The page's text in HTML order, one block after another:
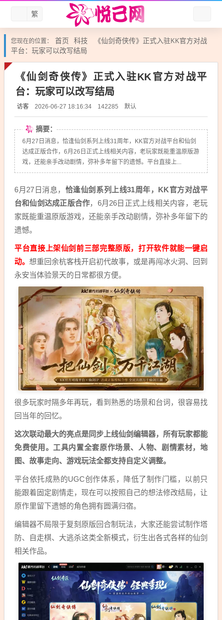
繁
您现在的位置： 首页 科技
《仙剑奇侠传》正式入驻KK官方对战
平台：玩家可以改写结局
《仙剑奇侠传》正式入驻KK官方对战平
台：玩家可以改写结局
访客 2026-06-27 18:16:34 142285 默认
摘要：
6月27日消息，恰逢仙剑系列上线31周年，KK官方对战平台和仙剑
达成正版合作，6月26日正式上线相关内容，老玩家既能重温原版游
戏，还能亲手改动剧情，弥补多年留下的遗憾。平台直接上...
6月27日消息， 恰逢仙剑系列上线31周年，KK官方对战平
台和仙剑达成正版合作，6月26日正式上线相关内容，老玩
家既能重温原版游戏，还能亲手改动剧情，弥补多年留下的
遗憾。
平台直接上架仙剑前三部完整原版，打开软件就能一键启
动。 想重回余杭客栈开启初代故事，或是再闯冰火洞、回到
永安当体验景天的日常都很方便。
很多玩家时隔多年再玩，看到熟悉的场景和台词，很容易找
回当年的回忆。
这次联动最大的亮点是同步上线仙剑编辑器，所有玩家都能
免费使用。工具内置全套原作场景、人物、剧情素材，地
图、故事走向、游戏玩法全都支持自定义调整。
平台依托成熟的UGC创作体系，降低了制作门槛，以前只
能跟着固定剧情走，现在可以按照自己的想法修改结局，让
原作里留下遗憾的角色拥有圆满归宿。
编辑器不局限于复刻原版回合制玩法，大家还能尝试制作塔
防、自走棋、大逃杀这类全新模式，衍生出各式各样的仙剑
相关作品。